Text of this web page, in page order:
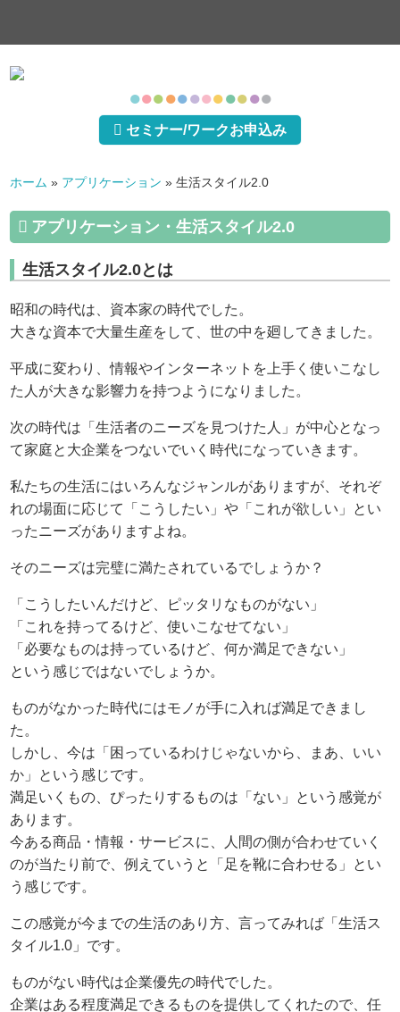
●●●●●●●●●●●●
セミナー/ワークお申込み
ホーム » アプリケーション »生活スタイル2.0
アプリケーション・生活スタイル2.0
生活スタイル2.0とは
昭和の時代は、資本家の時代でした。
大きな資本で大量生産をして、世の中を廻してきました。
平成に変わり、情報やインターネットを上手く使いこなし
た人が大きな影響力を持つようになりました。
次の時代は「生活者のニーズを見つけた人」が中心となっ
て家庭と大企業をつないでいく時代になっていきます。
私たちの生活にはいろんなジャンルがありますが、それぞ
れの場面に応じて「こうしたい」や「これが欲しい」とい
ったニーズがありますよね。
そのニーズは完璧に満たされているでしょうか？
「こうしたいんだけど、ピッタリなものがない」
「これを持ってるけど、使いこなせてない」
「必要なものは持っているけど、何か満足できない」
という感じではないでしょうか。
ものがなかった時代にはモノが手に入れば満足できまし
た。
しかし、今は「困っているわけじゃないから、まあ、いい
か」という感じです。
満足いくもの、ぴったりするものは「ない」という感覚が
あります。
今ある商品・情報・サービスに、人間の側が合わせていく
のが当たり前で、例えていうと「足を靴に合わせる」とい
う感じです。
この感覚が今までの生活のあり方、言ってみれば「生活ス
タイル1.0」です。
ものがない時代は企業優先の時代でした。
企業はある程度満足できるものを提供してくれたので、任